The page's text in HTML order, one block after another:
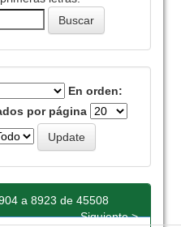
En orden:
por página
a 8923 de 45508
Siguiente >